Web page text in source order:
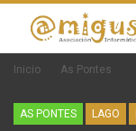
Inicio As Pontes
AS PONTES LAGO